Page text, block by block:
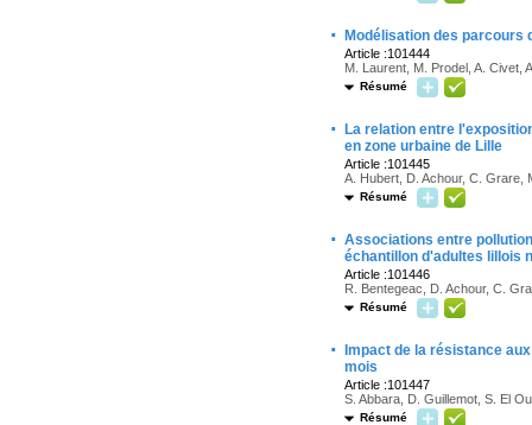
· Modélisation des parcours
Article :101444
M. Laurent, M. Prodel, A. Civet,
Résumé
·
La relation entre
en zone urbaine de Lille
Article :101445
A. Hubert, D. Achour, C. Grare,
Résumé
· Associations entre
échantillon d'adultes lillois
Article :101446
R. Bentegeac, D. Achour, C.
Résumé
·
Impact de la résistance
mois
Article :101447
S. Abbara, D. Guillemot, S. El
Résumé